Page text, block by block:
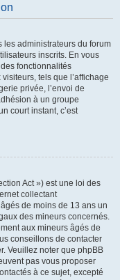
les administrateurs du forum
inscrits. En vous
fonctionnalités
tels que l’affichage
privée, l’envoi de
à un groupe
court instant, c’est
Act ») est une loi des
collectant
de moins de 13 ans un
des mineurs concernés.
aux mineurs âgés de
conseillons de contacter
Veuillez noter que phpBB
pas vous proposer
à ce sujet, excepté